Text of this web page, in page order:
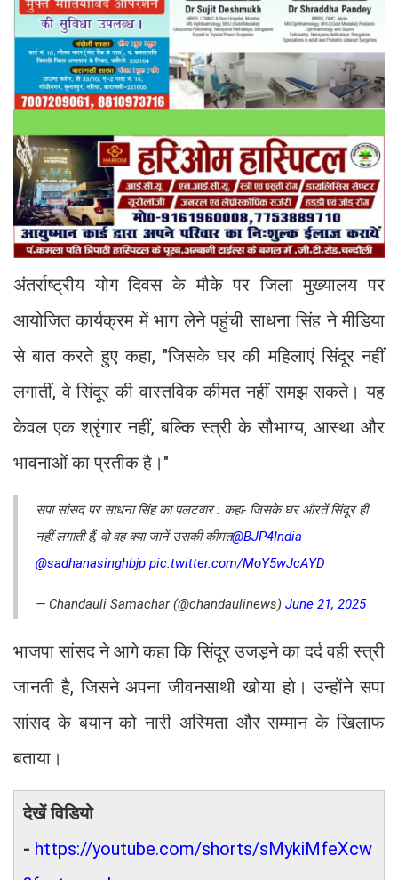
अंतर्राष्ट्रीय योग दिवस के मौके पर जिला मुख्यालय पर
आयोजित कार्यक्रम में भाग लेने पहुंची साधना सिंह ने मीडिया
से बात करते हुए कहा, "जिसके घर की महिलाएं सिंदूर नहीं
लगातीं, वे सिंदूर की वास्तविक कीमत नहीं समझ सकते। यह
केवल एक श्रृंगार नहीं, बल्कि स्त्री के सौभाग्य, आस्था और
भावनाओं का प्रतीक है।"
सपा सांसद पर साधना सिंह का पलटवार : कहा- जिसके घर औरतें सिंदूर ही
नहीं लगाती हैं, वो वह क्या जानें उसकी कीमत@BJP4India
@sadhanasinghbjp pic.twitter.com/MoY5wJcAYD
— Chandauli Samachar (@chandaulinews) June 21, 2025
भाजपा सांसद ने आगे कहा कि सिंदूर उजड़ने का दर्द वही स्त्री
जानती है, जिसने अपना जीवनसाथी खोया हो। उन्होंने सपा
सांसद के बयान को नारी अस्मिता और सम्मान के खिलाफ
बताया।
देखें विडियो
- https://youtube.com/shorts/sMykiMfeXcw